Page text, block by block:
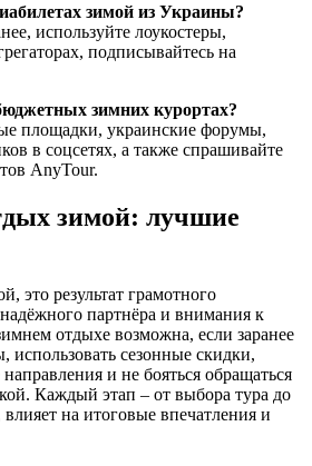
зимой из Украины?
используйте лоукостеры,
подписывайтесь на
зимних курортах?
площадки, украинские форумы,
в соцсетях, а также спрашивайте
AnyTour.
зимой: лучшие
это результат грамотного
партнёра и внимания к
отдыхе возможна, если заранее
использовать сезонные скидки,
и не бояться обращаться
Каждый этап – от выбора тура до
на итоговые впечатления и